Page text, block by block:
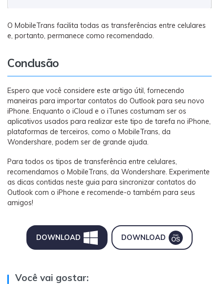
O MobileTrans facilita todas as transferências entre celulares
e, portanto, permanece como recomendado.
Conclusão
Espero que você considere este artigo útil, fornecendo
maneiras para importar contatos do Outlook para seu novo
iPhone. Enquanto o iCloud e o iTunes costumam ser os
aplicativos usados para realizar este tipo de tarefa no iPhone,
plataformas de terceiros, como o MobileTrans, da
Wondershare, podem ser de grande ajuda.
Para todos os tipos de transferência entre celulares,
recomendamos o MobileTrans, da Wondershare. Experimente
as dicas contidas neste guia para sincronizar contatos do
Outlook com o iPhone e recomende-o também para seus
amigos!
DOWNLOAD DOWNLOAD
Você vai gostar: